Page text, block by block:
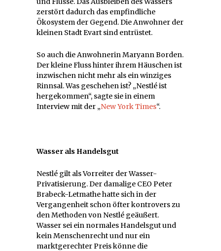
zerstört dadurch das empfindliche
Ökosystem der Gegend. Die Anwohner der
kleinen Stadt Evart sind entrüstet.
So auch die Anwohnerin Maryann Borden.
Der kleine Fluss hinter ihrem Häuschen ist
inzwischen nicht mehr als ein winziges
Rinnsal. Was geschehen ist? „Nestlé ist
hergekommen“, sagte sie in einem
Interview mit der „New York Times“.
Wasser als Handelsgut
Nestlé gilt als Vorreiter der Wasser-
Privatisierung. Der damalige CEO Peter
Brabeck-Letmathe hatte sich in der
Vergangenheit schon öfter kontrovers zu
den Methoden von Nestlé geäußert.
Wasser sei ein normales Handelsgut und
kein Menschenrecht und nur ein
marktgerechter Preis könne die